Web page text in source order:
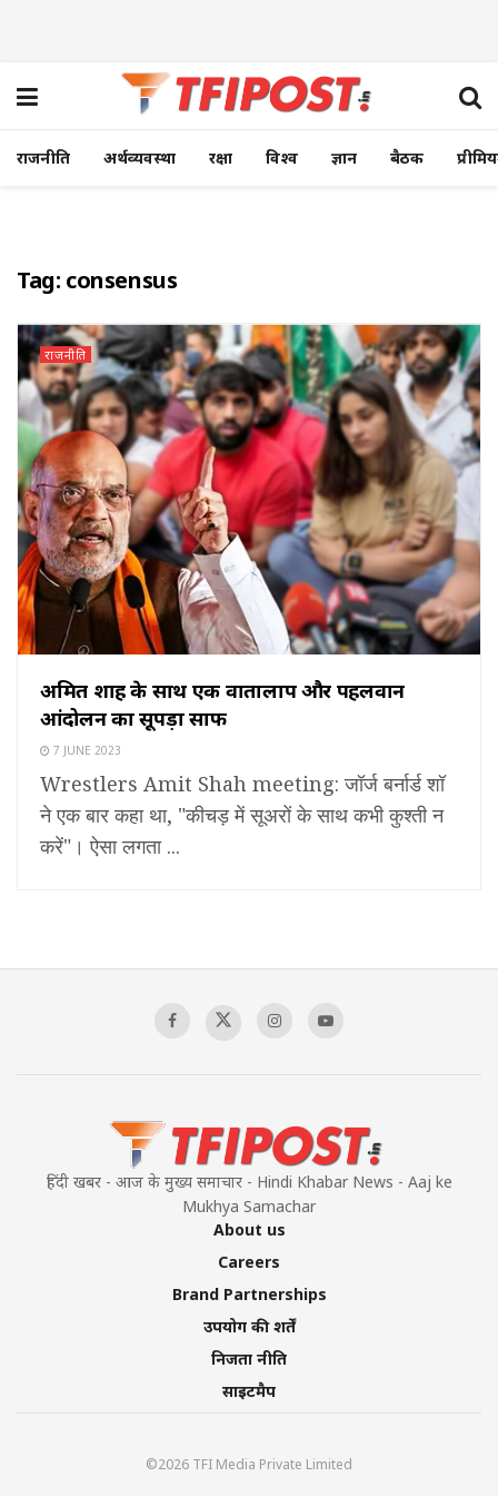
राजनीति अर्थव्यवस्था रक्षा विश्व ज्ञान बैठक
Tag: consensus
राजनीति
अमित शाह के साथ एक वार्तालाप और पहलवान
आंदोलन का सूपड़ा साफ
7 JUNE 2023
Wrestlers Amit Shah meeting: जॉर्ज बर्नार्ड शॉ
ने एक बार कहा था, "कीचड़ में सूअरों के साथ कभी कुश्ती न
करें"। ऐसा लगता ...
हिंदी खबर - आज के मुख्य समाचार - Hindi Khabar News - Aaj ke
Mukhya Samachar
About us
Careers
Brand Partnerships
उपयोग की शर्तें
निजता नीति
साइटमैप
©2026 TFI Media Private Limited